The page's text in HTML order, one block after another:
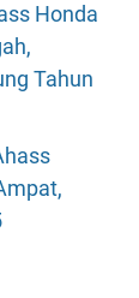
Honda
Tahun